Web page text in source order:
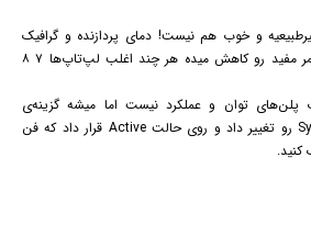
و خوب هم نیست! دمای پردازنده و گرافیک
سیستم بالاتر میره که عمر مفید رو کاهش میده هر چند اغلب لپ‌تاپ‌ها ۷ ۸
توان و عملکرد نیست اما میشه گزینه‌ی
System Cooling Policy رو تغییر داد و روی حالت Active قرار داد که فن